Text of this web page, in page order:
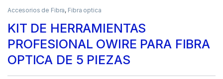
Accesorios de Fibra, Fibra optica
KIT DE HERRAMIENTAS
PROFESIONAL OWIRE PARA FIBRA
OPTICA DE 5 PIEZAS